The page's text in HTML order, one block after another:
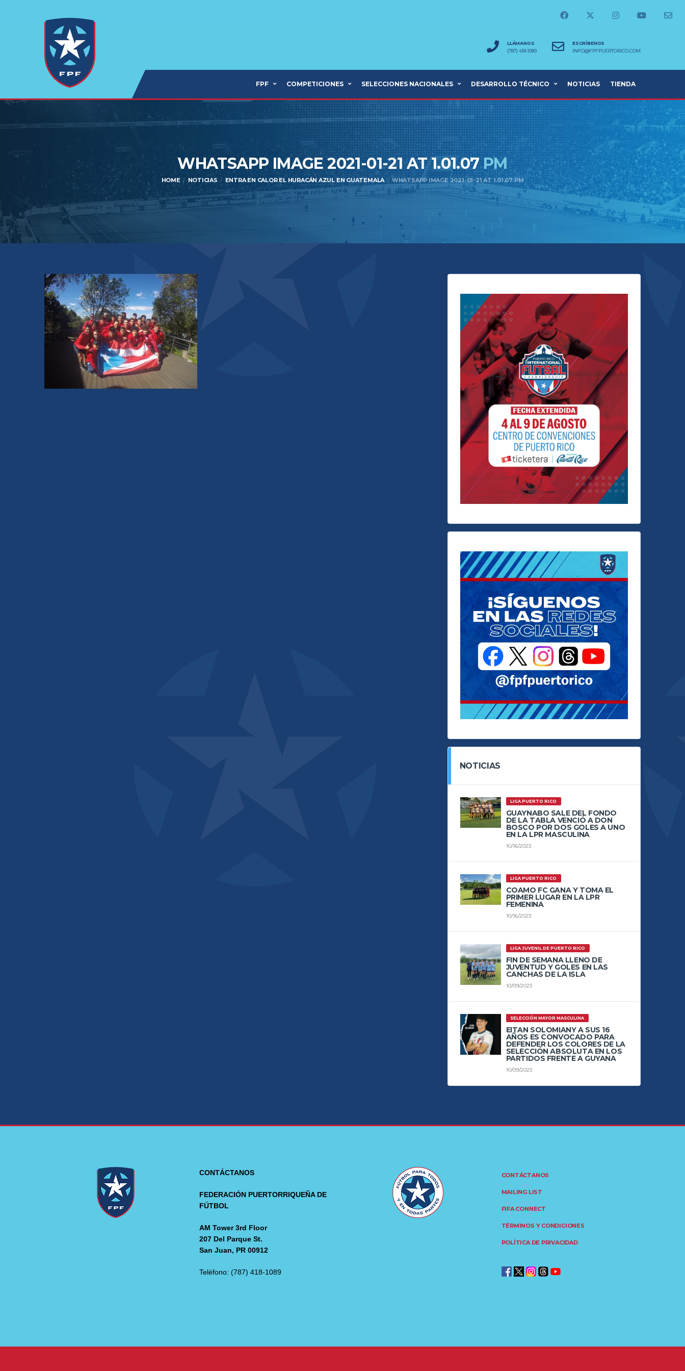
LLÁMANOS
(787) 418-1089
ESCRÍBENOS
INFO@FPFPUERTORICO.COM
FPF COMPETICIONES SELECCIONES NACIONALES DESARROLLO TÉCNICO NOTICIAS TIENDA
WHATSAPP IMAGE 2021-01-21 AT 1.01.07PM
HOME NOTICIAS ENTRA EN CALOR EL HURACÁN AZUL EN GUATEMALA WHATSAPP IMAGE 2021-01-21 AT 1.01.07 PM
NOTICIAS
LIGA PUERTO RICO
GUAYNABO SALE DEL FONDO
DE LA TABLA VENCIÓ A DON
BOSCO POR DOS GOLES A UNO
EN LA LPR MASCULINA
10/16/2023
LIGA PUERTO RICO
COAMO FC GANA Y TOMA EL
PRIMER LUGAR EN LA LPR
FEMENINA
10/16/2023
LIGA JUVENIL DE PUERTO RICO
FIN DE SEMANA LLENO DE
JUVENTUD Y GOLES EN LAS
CANCHAS DE LA ISLA
10/09/2023
SELECCIÓN MAYOR MASCULINA
EITAN SOLOMIANY A SUS 16
AÑOS ES CONVOCADO PARA
DEFENDER LOS COLORES DE LA
SELECCIÓN ABSOLUTA EN LOS
PARTIDOS FRENTE A GUYANA
10/09/2023
CONTÁCTANOS
FEDERACIÓN PUERTORRIQUEÑA DE
FÚTBOL
AM Tower 3rd Floor
207 Del Parque St.
San Juan, PR 00912
Teléfono: (787) 418-1089
CONTÁCTANOS
MAILING LIST
FIFA CONNECT
TÉRMINOS Y CONDICIONES
POLÍTICA DE PRIVACIDAD